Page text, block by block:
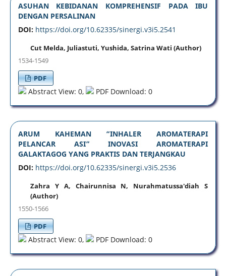
ASUHAN KEBIDANAN KOMPREHENSIF PADA IBU
DENGAN PERSALINAN
DOI: https://doi.org/10.62335/sinergi.v3i5.2541
Cut Melda, Juliastuti, Yushida, Satrina Wati (Author)
1534-1549
PDF
Abstract View: 0, PDF Download: 0
ARUM KAHEMAN “INHALER AROMATERAPI
PELANCAR ASI” INOVASI AROMATERAPI
GALAKTAGOG YANG PRAKTIS DAN TERJANGKAU
DOI: https://doi.org/10.62335/sinergi.v3i5.2536
Zahra Y A, Chairunnisa N, Nurahmatussa'diah S
(Author)
1550-1566
PDF
Abstract View: 0, PDF Download: 0